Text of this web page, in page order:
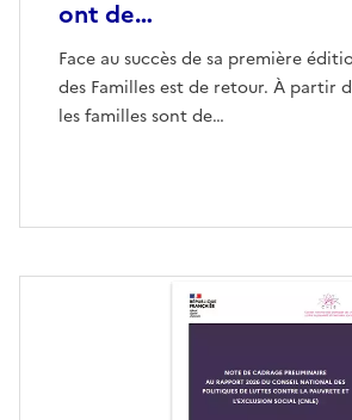
ont de…
Face au succès de sa première
des Familles est de retour. À partir
les familles sont de…